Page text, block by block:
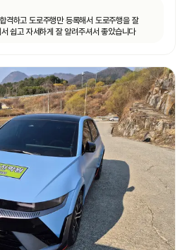
격하고 도로주행만 등록해서 도로주행을 잘
쉽고 자세하게 잘 알려주셔서 좋았습니다